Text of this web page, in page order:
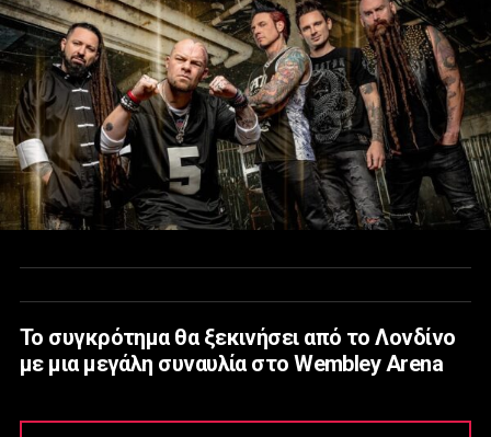
Το συγκρότημα θα ξεκινήσει από το Λονδίνο
με μια μεγάλη συναυλία στο Wembley Arena